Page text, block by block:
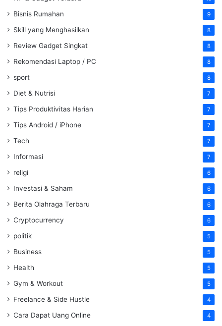
Bisnis Rumahan 9
Skill yang Menghasilkan 8
Review Gadget Singkat 8
Rekomendasi Laptop / PC 8
sport 8
Diet & Nutrisi 7
Tips Produktivitas Harian 7
Tips Android / iPhone 7
Tech 7
Informasi 7
religi 6
Investasi & Saham 6
Berita Olahraga Terbaru 6
Cryptocurrency 6
politik 5
Business 5
Health 5
Gym & Workout 5
Freelance & Side Hustle 4
Cara Dapat Uang Online 4